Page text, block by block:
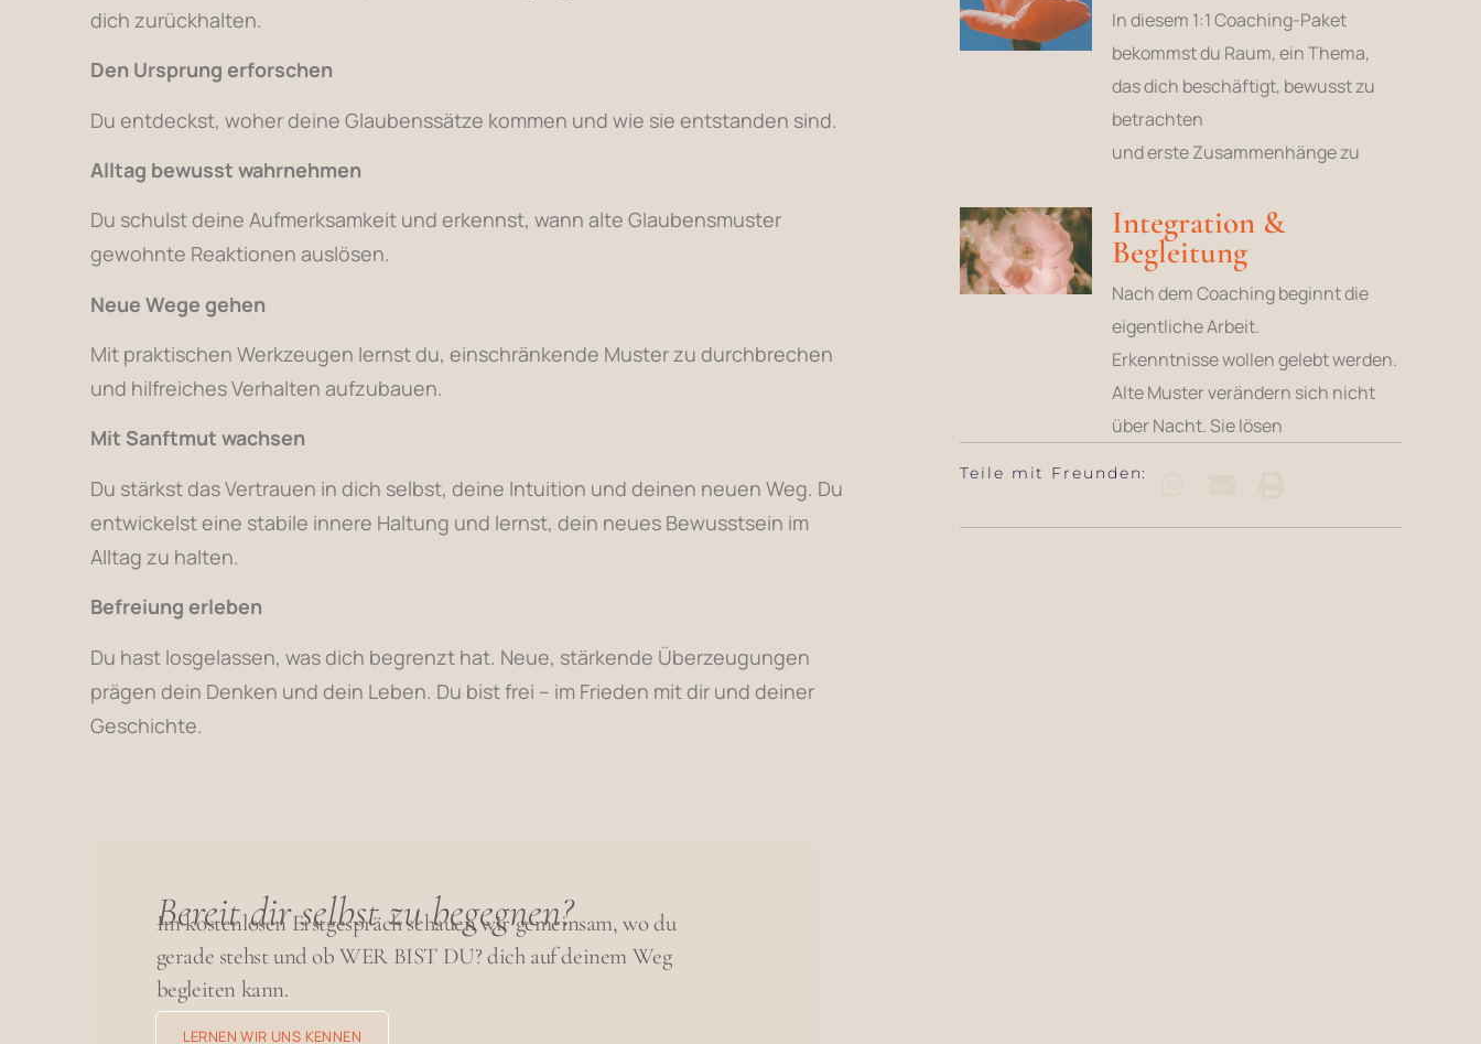
dich zurückhalten.
Den Ursprung erforschen
Du entdeckst, woher deine Glaubenssätze kommen und wie sie entstanden sind.
Alltag bewusst wahrnehmen
Du schulst deine Aufmerksamkeit und erkennst, wann alte Glaubensmuster
gewohnte Reaktionen auslösen.
Neue Wege gehen
Mit praktischen Werkzeugen lernst du, einschränkende Muster zu durchbrechen
und hilfreiches Verhalten aufzubauen.
Mit Sanftmut wachsen
Du stärkst das Vertrauen in dich selbst, deine Intuition und deinen neuen Weg. Du
entwickelst eine stabile innere Haltung und lernst, dein neues Bewusstsein im
Alltag zu halten.
Befreiung erleben
Du hast losgelassen, was dich begrenzt hat. Neue, stärkende Überzeugungen
prägen dein Denken und dein Leben. Du bist frei – im Frieden mit dir und deiner
Geschichte.
Bereit dir selbst zu begegnen?
Im kostenlosen Erstgespräch schauen wir gemeinsam, wo du
gerade stehst und ob WER BIST DU? dich auf deinem Weg
begleiten kann.
LERNEN WIR UNS KENNEN
In diesem 1:1 Coaching-Paket
bekommst du Raum, ein Thema,
das dich beschäftigt, bewusst zu
betrachten
und erste Zusammenhänge zu
Integration &
Begleitung
Nach dem Coaching beginnt die
eigentliche Arbeit.
Erkenntnisse wollen gelebt werden.
Alte Muster verändern sich nicht
über Nacht. Sie lösen
Teile mit Freunden: